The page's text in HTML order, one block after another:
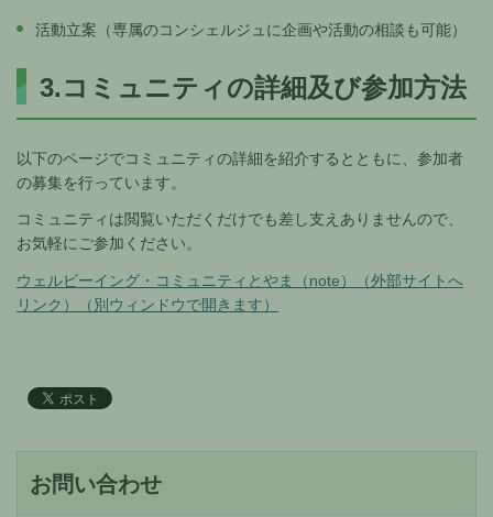
活動立案（専属のコンシェルジュに企画や活動の相談も可能）
3.コミュニティの詳細及び参加方法
以下のページでコミュニティの詳細を紹介するとともに、参加者
の募集を行っています。
コミュニティは閲覧いただくだけでも差し支えありませんので、
お気軽にご参加ください。
ウェルビーイング・コミュニティとやま（note）（外部サイトへ
リンク）（別ウィンドウで開きます）
お問い合わせ